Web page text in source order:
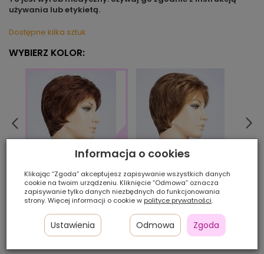
używania lub etykietą.
Dostępne kilka sztuk
WYBIERZ KOLOR:
redvino/mix
1 105,00 zł
Informacja o cookies
Klikając “Zgoda” akceptujesz zapisywanie wszystkich danych
cookie na twoim urządzeniu. Kliknięcie “Odmowa” oznacza
zapisywanie tylko danych niezbędnych do funkcjonowania
strony. Więcej informacji o cookie w polityce prywatności.
Ustawienia Odmowa Zgoda